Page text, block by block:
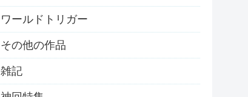
ワールドトリガー
その他の作品
雑記